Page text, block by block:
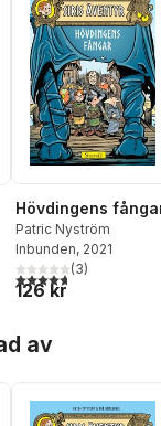
antal röster:
Hövdingens
Patric Nyström
Inbunden, 2021
4,7utav 5 stjärnor.
(3)
126 kr
av